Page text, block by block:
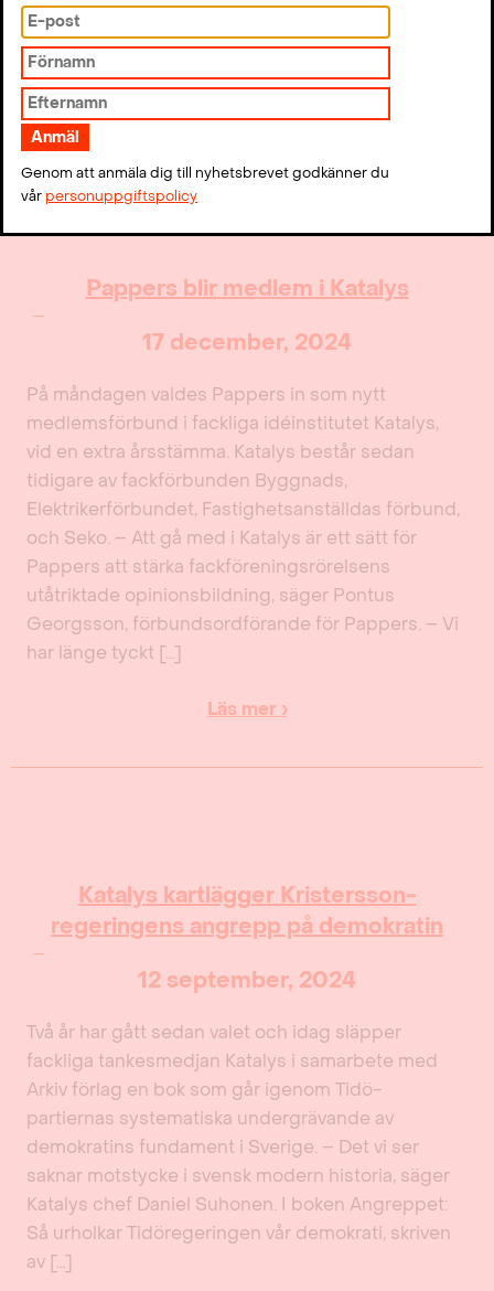
närmast från sina forskarstudier vid Uppsala
universitet.
Pappers blir medlem i Katalys
17 december, 2024
På måndagen valdes Pappers in som nytt
medlemsförbund i fackliga idéinstitutet Katalys,
vid en extra årsstämma. Katalys består sedan
tidigare av fackförbunden Byggnads,
Elektrikerförbundet, Fastighetsanställdas förbund,
och Seko. – Att gå med i Katalys är ett sätt för
Pappers att stärka fackföreningsrörelsens
utåtriktade opinionsbildning, säger Pontus
Georgsson, förbundsordförande för Pappers. – Vi
har länge tyckt […]
Läs mer ›
Katalys kartlägger Kristersson-
regeringens angrepp på demokratin
12 september, 2024
Två år har gått sedan valet och idag släpper
fackliga tankesmedjan Katalys i samarbete med
Arkiv förlag en bok som går igenom Tidö-
partiernas systematiska undergrävande av
demokratins fundament i Sverige. – Det vi ser
saknar motstycke i svensk modern historia, säger
Katalys chef Daniel Suhonen. I boken Angreppet:
Så urholkar Tidöregeringen vår demokrati, skriven
av […]
Genom att anmäla dig till nyhetsbrevet godkänner du
vår personuppgiftspolicy